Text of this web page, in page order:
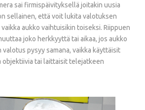
sai firmispäivityksellä joitakin uusia
sellainen, että voit lukita valotuksen
aukko vaihtuisikin toiseksi. Riippuen
joko herkkyyttä tai aikaa, jos aukko
pysyy samana, vaikka käyttäisit
objektiivia tai laittaisit telejatkeen